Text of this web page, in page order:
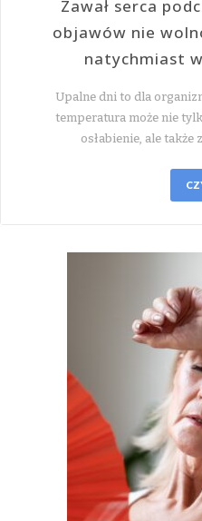
Zawał serca
objawów nie
natychmiast
Upalne dni to dla
temperatura może nie
osłabienie, ale także